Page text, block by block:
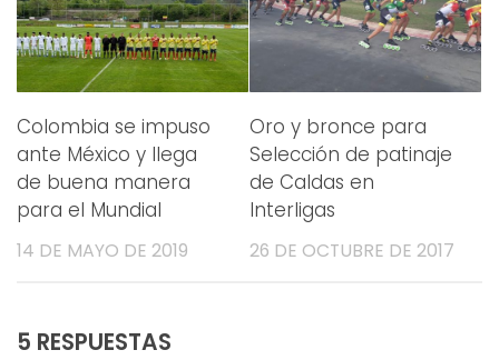
Colombia se impuso
ante México y llega
de buena manera
para el Mundial
14 DE MAYO DE 2019
Oro y bronce para
Selección de patinaje
de Caldas en
Interligas
26 DE OCTUBRE DE 2017
5 RESPUESTAS